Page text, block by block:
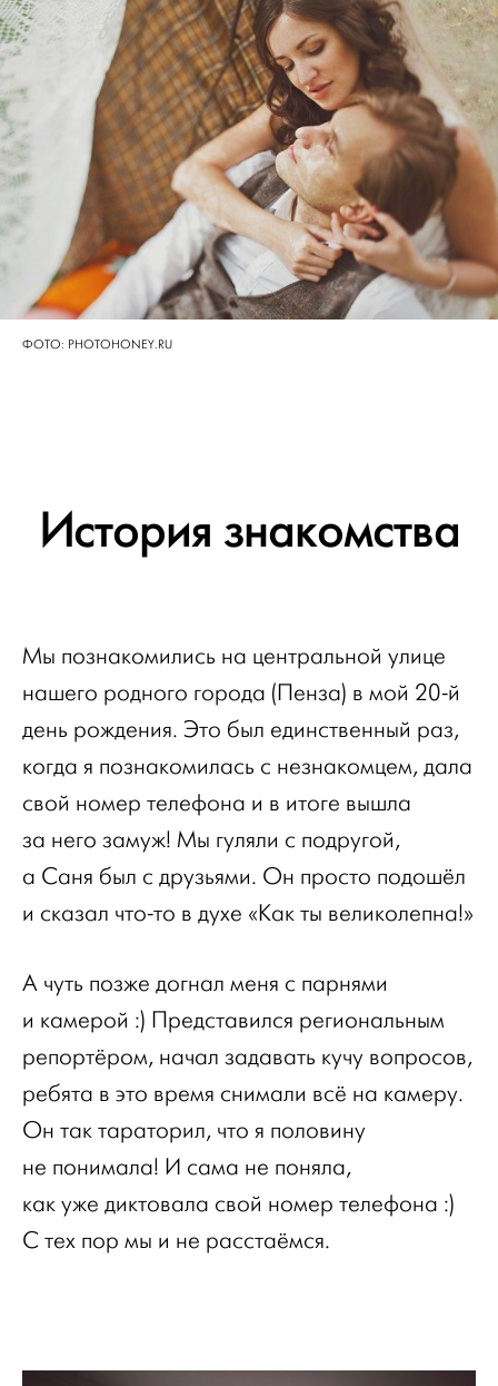
ФОТО: PHOTOHONEY.RU
История знакомства
Мы познакомились на центральной улице
нашего родного города (Пенза) в мой 20-й
день рождения. Это был единственный раз,
когда я познакомилась с незнакомцем, дала
свой номер телефона и в итоге вышла
за него замуж! Мы гуляли с подругой,
а Саня был с друзьями. Он просто подошёл
и сказал что-то в духе «Как ты великолепна!»
А чуть позже догнал меня с парнями
и камерой :) Представился региональным
репортёром, начал задавать кучу вопросов,
ребята в это время снимали всё на камеру.
Он так тараторил, что я половину
не понимала! И сама не поняла,
как уже диктовала свой номер телефона :)
С тех пор мы и не расстаёмся.